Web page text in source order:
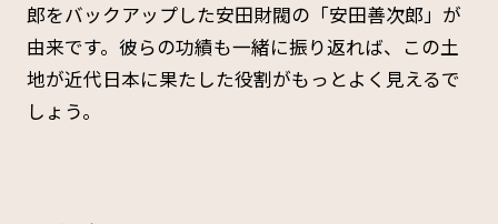
郎をバックアップした安田財閥の「安田善次郎」が
由来です。彼らの功績も一緒に振り返れば、この土
地が近代日本に果たした役割がもっとよく見えるで
しょう。